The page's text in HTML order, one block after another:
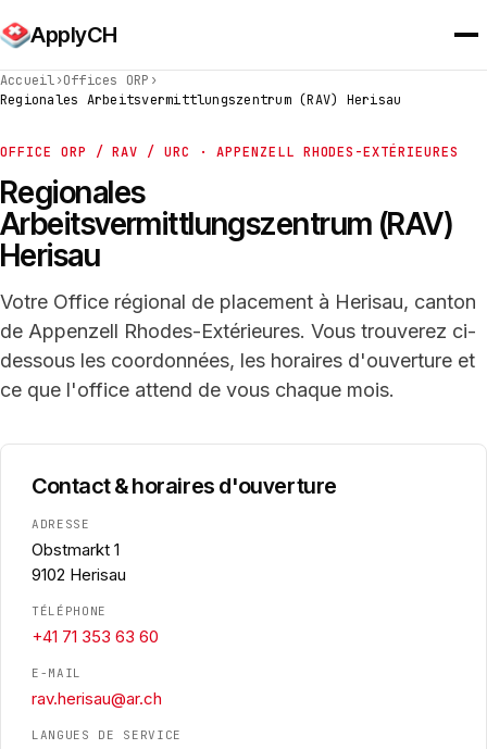
ApplyCH
Accueil›Offices ORP ›
Regionales Arbeitsvermittlungszentrum (RAV) Herisau
OFFICE ORP / RAV / URC · APPENZELL RHODES-EXTÉRIEURES
Regionales
Arbeitsvermittlungszentrum (RAV)
Herisau
Votre Office régional de placement à Herisau, canton
de Appenzell Rhodes-Extérieures. Vous trouverez ci-
dessous les coordonnées, les horaires d'ouverture et
ce que l'office attend de vous chaque mois.
Contact & horaires d'ouverture
ADRESSE
Obstmarkt 1
9102 Herisau
TÉLÉPHONE
+41 71 353 63 60
E-MAIL
rav.herisau@ar.ch
LANGUES DE SERVICE